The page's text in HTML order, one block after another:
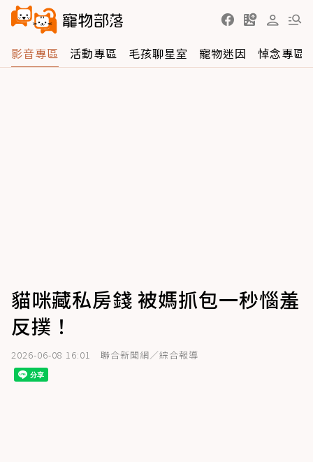
影音專區 活動專區 毛孩聊星室 寵物迷因 悼念專區
貓咪藏私房錢 被媽抓包一秒惱羞
反撲！
2026-06-08 16:01 聯合新聞網／綜合報導